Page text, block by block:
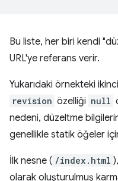
Bu liste, her biri kendi
URL'ye referans verir.
Yukarıdaki örnekteki
revision özelliği null
nedeni, düzeltme
genellikle statik öğeler
İlk nesne ( /index.html
olarak oluşturulmuş